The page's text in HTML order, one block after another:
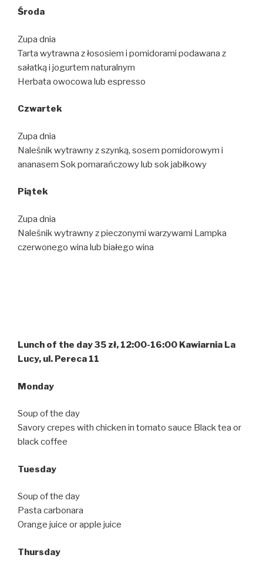
Środa
Zupa dnia
Tarta wytrawna z łososiem i pomidorami podawana z
sałatką i jogurtem naturalnym
Herbata owocowa lub espresso
Czwartek
Zupa dnia
Naleśnik wytrawny z szynką, sosem pomidorowym i
ananasem Sok pomarańczowy lub sok jabłkowy
Piątek
Zupa dnia
Naleśnik wytrawny z pieczonymi warzywami Lampka
czerwonego wina lub białego wina
Lunch of the day 35 zł, 12:00-16:00 Kawiarnia La
Lucy, ul. Pereca 11
Monday
Soup of the day
Savory crepes with chicken in tomato sauce Black tea or
black coffee
Tuesday
Soup of the day
Pasta carbonara
Orange juice or apple juice
Thursday